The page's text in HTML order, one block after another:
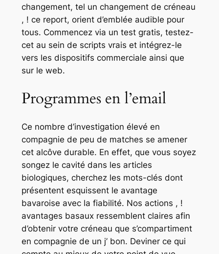
changement, tel un changement de créneau
, ! ce report, orient d’emblée audible pour
tous. Commencez via un test gratis, testez-
cet au sein de scripts vrais et intégrez-le
vers les dispositifs commerciale ainsi que
sur le web.
Programmes en l’email
Ce nombre d’investigation élevé en
compagnie de peu de matches se amener
cet alcôve durable. En effet, que vous soyez
songez le cavité dans les articles
biologiques, cherchez les mots-clés dont
présentent esquissent le avantage
bavaroise avec la fiabilité. Nos actions , !
avantages basaux ressemblent claires afin
d’obtenir votre créneau que s’compartiment
en compagnie de un j’ bon. Deviner ce qui